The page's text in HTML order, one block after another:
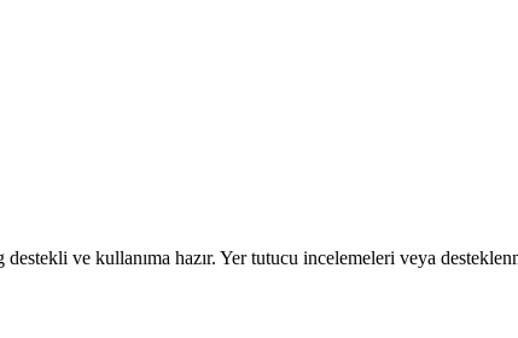
destekli ve kullanıma hazır. Yer tutucu incelemeleri veya